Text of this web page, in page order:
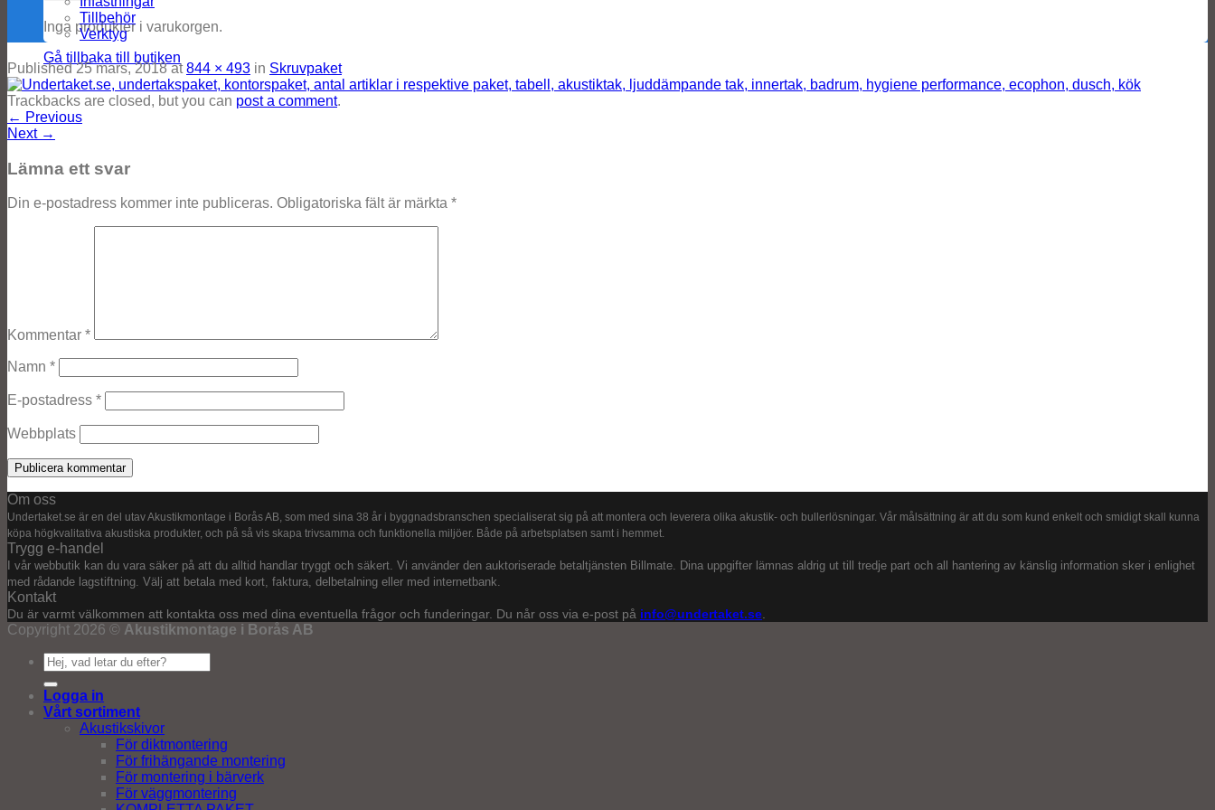
Inga produkter i varukorgen.
Gå tillbaka till butiken
Tillbehör
Verktyg
Published25 mars, 2018at844 × 493 in Skruvpaket
Trackbacks are closed, but you can post a comment.
← Previous
Next →
Lämna ett svar
Din e-postadress kommer inte publiceras. Obligatoriska fält är märkta *
Kommentar *
Namn *
E-postadress *
Webbplats
Om oss
Undertaket.se är en del utav Akustikmontage i Borås AB, som med sina 38 år i byggnadsbranschen specialiserat sig på att montera och leverera olika akustik- och bullerlösningar. Vår målsättning är att du som kund enkelt och smidigt skall kunna
köpa högkvalitativa akustiska produkter, och på så vis skapa trivsamma och funktionella miljöer. Både på arbetsplatsen samt i hemmet.
Trygg e-handel
I vår webbutik kan du vara säker på att du alltid handlar tryggt och säkert. Vi använder den auktoriserade betaltjänsten Billmate. Dina uppgifter lämnas aldrig ut till tredje part och all hantering av känslig information sker i enlighet
med rådande lagstiftning. Välj att betala med kort, faktura, delbetalning eller med internetbank.
Kontakt
Du är varmt välkommen att kontakta oss med dina eventuella frågor och funderingar. Du når oss via e-post på info@undertaket.se.
Copyright 2026 © Akustikmontage i Borås AB
Sök
efter:
Logga in
Vårt sortiment
Akustikskivor
För diktmontering
För frihängande montering
För montering i bärverk
För väggmontering